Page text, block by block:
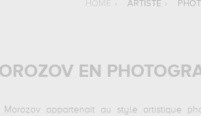
HOME › ARTISTE ›
EN
appartenait au style artistique